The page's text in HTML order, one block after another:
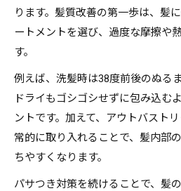
ります。髪質改善の第一歩は、髪
ートメントを選び、過度な摩擦や
す。
例えば、洗髪時は38度前後のぬる
ドライもゴシゴシせずに包み込む
ントです。加えて、アウトバスト
常的に取り入れることで、髪内部
ちやすくなります。
パサつき対策を続けることで、髪